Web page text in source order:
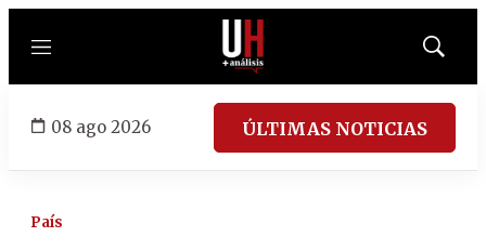
Menú
Mostrar
08 ago 2026 ÚLTIMAS NOTICIAS
País